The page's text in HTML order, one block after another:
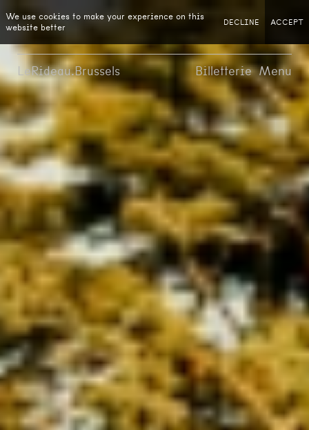
We use cookies to make your experience on this
website better
DECLINE ACCEPT
LeRideau.Brussels Billetterie Menu